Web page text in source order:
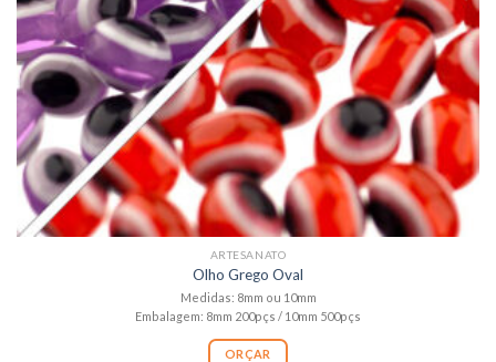
ARTESANATO
Olho Grego Oval
Medidas: 8mm ou 10mm
Embalagem: 8mm 200pçs / 10mm 500pçs
ORÇAR